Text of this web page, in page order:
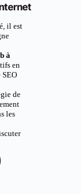
il est
à
en
de
les